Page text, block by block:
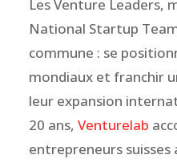
Les Venture Leaders,
National Startup
commune : se
mondiaux et franchir
leur expansion
20 ans, Venturelab
entrepreneurs